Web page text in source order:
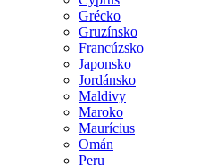
Grécko
Gruzínsko
Francúzsko
Japonsko
Jordánsko
Maldivy
Maroko
Maurícius
Omán
Peru